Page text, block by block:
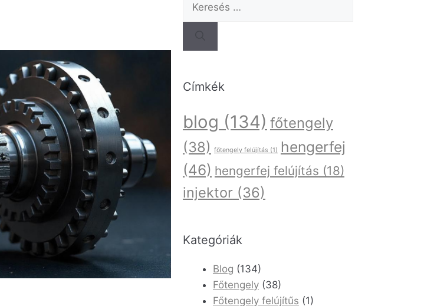
Címkék
blog (134) főtengely
(38)
főtengely felújítás (1)
hengerfej
(46) hengerfej felújítás (18)
injektor(36)
Kategóriák
Blog (134)
Főtengely(38)
Főtengely felújítűs (1)